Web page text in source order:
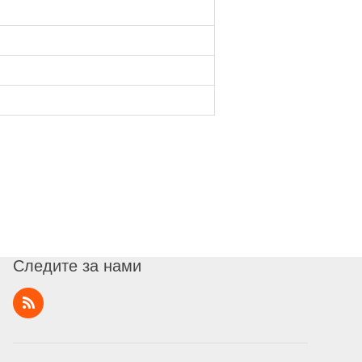
Следите за нами